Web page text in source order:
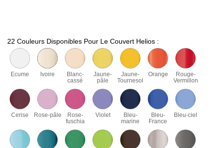
22 Couleurs Disponibles Pour Le Couvert Helios :
Ecume Ivoire
Blanc-
cassé
Jaune-
pâle
Jaune-
Tournesol
Orange
Rouge-
Vermillon
Cerise Rose-pâle
Rose-
fuschia
Violet
Bleu-
marine
Bleu-
France
Bleu-ciel